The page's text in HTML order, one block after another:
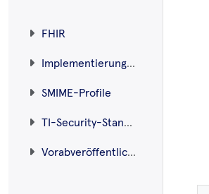
FHIR
Implementierungsleitfäden
SMIME-Profile
TI-Security-Standard
Vorabveröffentlichungen